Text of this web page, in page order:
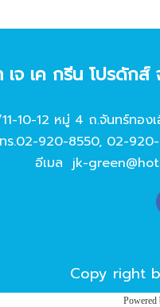
เจ เค กรีน โปรดัก
10-12 หมู่ 4 ถ.จันทร์ทอง
ร.02-920-8550, 02-
อีเมล jk-
Copy right
Powered